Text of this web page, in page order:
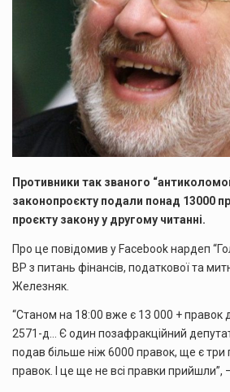
Противники так званого
законопроєкту подали понад 13000
проєкту закону у другому читанні.
Про це повідомив у Facebook нардеп
ВР з питань фінансів, податкової та
Железняк.
“Станом на 18:00 вже є 13 000 + правок
2571-д… Є один позафракційний
подав більше ніж 6000 правок, ще є три
правок. І це ще не всі правки прийшли”,